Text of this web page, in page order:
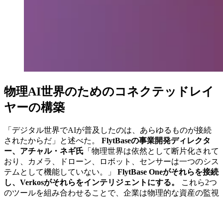
物理AI世界のためのコネクテッドレイ
ヤーの構築
「デジタル世界でAIが普及したのは、あらゆるものが接続
されたからだ」と述べた。 FlytBaseの事業開発ディレクタ
ー、アチャル・ネギ氏 「物理世界は依然として断片化されて
おり、カメラ、ドローン、ロボット、センサーは一つのシス
テムとして機能していない。」 FlytBase Oneがそれらを接続
し、Verkosがそれらをインテリジェントにする。
これら2つ
のツールを組み合わせることで、企業は物理的な資産の監視